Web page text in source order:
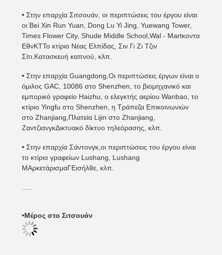
• Στην επαρχία Σιτσουάν, οι περιπτώσεις του έργου είναι
οι Bei Xin Run Yuan, Dong Lu Yi Jing, Yuewang Tower,
Times Flower City, Shude Middle School, Wal - Martκοντα
ΕθνΚΤΤο κτίριο Νέας Ελπίδας, Σιν Γι Ζι Τζιν
Σίτι. Κατασκευή καπνού , κλπ.
• Στην επαρχία Guangdong, Οι περιπτώσεις έργων είναι ο
όμιλος GAC, 10086 στο Shenzhen, το βιομηχανικό και
εμπορικό γραφείο Haizhu, ο ελεγκτής αερίου Wanbao, το
κτίριο Yingfu στο Shenzhen, η Τράπεζα Επικοινωνιών
στο Zhanjiang,Πλατεία Lijin στο Zhanjiang,
ΖαντζιανγκΔικτυακό δίκτυο τηλεόρασης , κλπ.
• Στην επαρχία Σάντονγκ, οι περιπτώσεις του έργου είναι
το κτίριο γραφείων Lushang, Lushang
MΑρκετάρισμαΓΕισήλθε , κλπ.
•Μέρος στο Σιτσουάν